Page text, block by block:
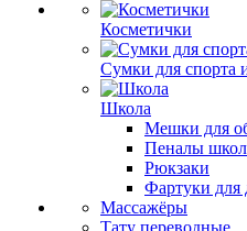
Косметички
Сумки для спорта
Школа
Мешки для
Пеналы
Рюкзаки
Фартуки для
Массажёры
Тату переводные